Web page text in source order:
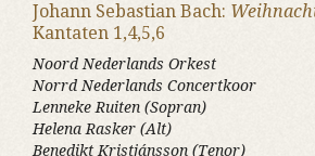
Johann Sebastian Bach:
Kantaten 1,4,5,6
Noord Nederlands Orkest
Norrd Nederlands Concertkoor
Lenneke Ruiten (Sopran)
Helena Rasker (Alt)
Benedikt Kristjánsson (Tenor)